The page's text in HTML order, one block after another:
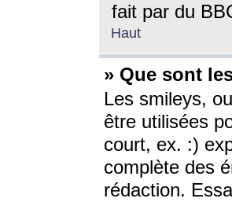
fait par du
Haut
» Que sont
Les smileys,
être utilisées
court, ex. :)
complète des
rédaction.